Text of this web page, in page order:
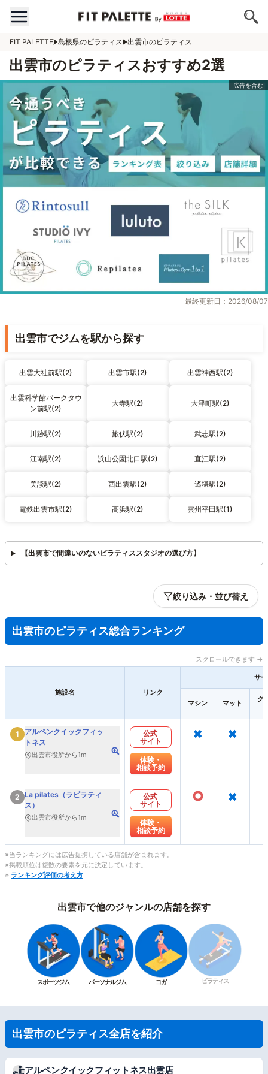
FIT PALETTE 島根県のピラティス 出雲市のピラティス
出雲市のピラティスおすすめ2選
最終更新日：2026/08/07
出雲市でジムを駅から探す
出雲大社前駅(2) 出雲市駅(2) 出雲神西駅(2)
出雲科学館パークタウ
ン前駅(2)
大寺駅(2) 大津町駅(2)
川跡駅(2) 旅伏駅(2) 武志駅(2)
江南駅(2) 浜山公園北口駅(2) 直江駅(2)
美談駅(2) 西出雲駅(2) 遙堪駅(2)
電鉄出雲市駅(2) 高浜駅(2) 雲州平田駅(1)
【出雲市で間違いのないピラティススタジオの選び方】
絞り込み・並び替え
出雲市のピラティス総合ランキング
スクロールできます →
施設名 リンク
サ
マシン マット
グ
1
アルペンクイックフィッ
トネス
出雲市役所から1m
公式
サイト
体験・
相談予約
× ×
2 La pilates（ラピラティ
ス）
出雲市役所から1m
公式
サイト
体験・
相談予約
○ ×
※当ランキングには広告提携している店舗が含まれます。
※掲載順位は複数の要素を元に決定しています。
※ ランキング評価の考え方
出雲市で他のジャンルの店舗を探す
スポーツジム パーソナルジム ヨガ ピラティス
出雲市のピラティス全店を紹介
アルペンクイックフィットネス出雲店